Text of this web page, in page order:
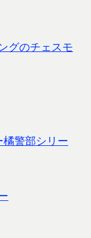
グのチェスモ
橘警部シリー